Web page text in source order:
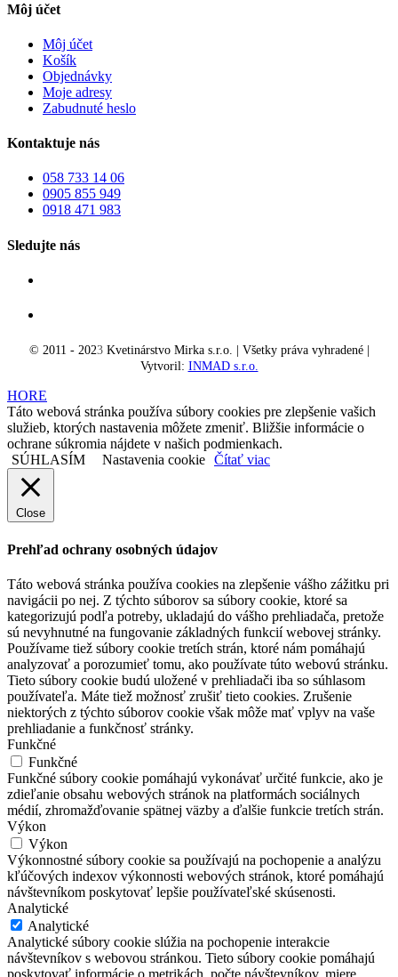
Môj účet
Môj účet
Košík
Objednávky
Moje adresy
Zabudnuté heslo
Kontaktuje nás
058 733 14 06
0905 855 949
0918 471 983
Sledujte nás
© 2011 - 2023Kvetinárstvo Mirka s.r.o. | Všetky práva vyhradené |
Vytvoril: INMAD s.r.o.
HORE
Táto webová stránka používa súbory cookies pre zlepšenie vašich
služieb, ktorých nastavenia môžete zmeniť. Bližšie informácie o
ochrane súkromia nájdete v našich podmienkach.
SÚHLASÍM
Nastavenia cookie Čítať viac
Close
Prehľad ochrany osobných údajov
Táto webová stránka používa cookies na zlepšenie vášho zážitku pri
navigácii po nej. Z týchto súborov sa súbory cookie, ktoré sa
kategorizujú podľa potreby, ukladajú do vášho prehliadača, pretože
sú nevyhnutné na fungovanie základných funkcií webovej stránky.
Používame tiež súbory cookie tretích strán, ktoré nám pomáhajú
analyzovať a porozumieť tomu, ako používate túto webovú stránku.
Tieto súbory cookie budú uložené v prehliadači iba so súhlasom
používateľa. Máte tiež možnosť zrušiť tieto cookies. Zrušenie
niektorých z týchto súborov cookie však môže mať vplyv na vaše
prehliadanie a funkčnosť stránky.
Funkčné
Funkčné
Funkčné súbory cookie pomáhajú vykonávať určité funkcie, ako je
zdieľanie obsahu webových stránok na platformách sociálnych
médií, zhromažďovanie spätnej väzby a ďalšie funkcie tretích strán.
Výkon
Výkon
Výkonnostné súbory cookie sa používajú na pochopenie a analýzu
kľúčových indexov výkonnosti webových stránok, ktoré pomáhajú
návštevníkom poskytovať lepšie používateľské skúsenosti.
Analytické
Analytické
Analytické súbory cookie slúžia na pochopenie interakcie
návštevníkov s webovou stránkou. Tieto súbory cookie pomáhajú
poskytovať informácie o metrikách, počte návštevníkov, miere